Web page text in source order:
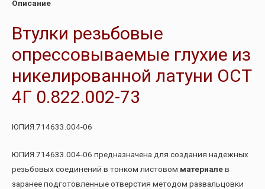
Описание
Втулки резьбовые
опрессовываемые глухие из
никелированной латуни ОСТ
4Г 0.822.002-73
ЮПИЯ.714633.004-06
ЮПИЯ.714633.004-06 предназначена для создания надежных
резьбовых соединений в тонком листовом материалев
заранее подготовленные отверстия методом развальцовки